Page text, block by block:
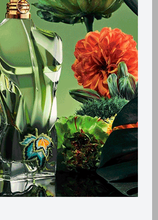
y costos de envío
gratuitos en tiendas
te pueden interesar